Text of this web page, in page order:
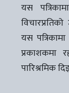
यस
यस
प्रकाशकमा
पारिश्रमिक